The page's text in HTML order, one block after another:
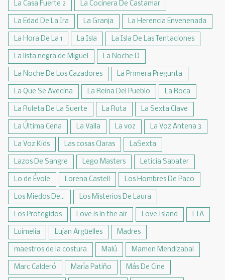
La Casa Fuerte 2 La Cocinera De Castamar
La Edad De La Ira La Granja La Herencia Envenenada
La Hora De La 1 La Isla La Isla De Las Tentaciones
La lista negra de Miguel La Noche D
La Noche De Los Cazadores La Pr1mera Pregunta
La Que Se Avecina La Reina Del Pueblo La Roca
La Ruleta De La Suerte La Ruta La Sexta Clave
La Última Cena La Valla La voz La Voz Antena 3
La Voz Kids Las cosas Claras LaSexta
Lazos De Sangre Lego Masters Leticia Sabater
Lo de Évole Lorena Castell Los Hombres De Paco
Los Miedos De... Los Misterios De Laura
Los Protegidos Love is in the air Love Island LTA
Luimelia Lujan Argüelles Madres
maestros de la costura Malú Mamen Mendizabal
Marc Calderó María Patiño Más De Cine